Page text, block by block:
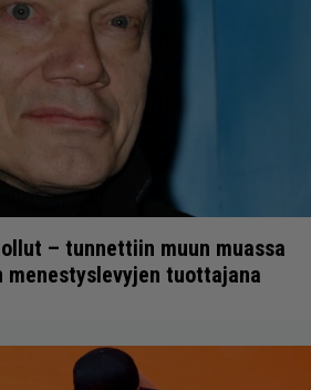
– tunnettiin muun muassa
menestyslevyjen tuottajana